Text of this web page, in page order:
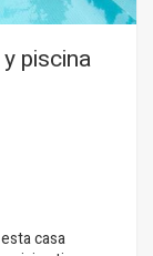
piscina
casa